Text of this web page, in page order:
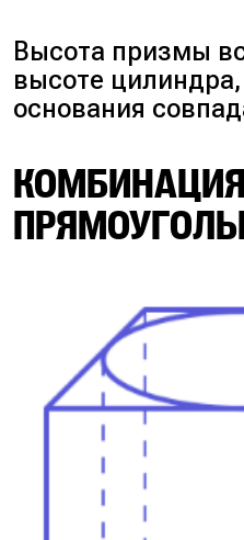
Высота призмы
высоте цилиндра,
основания